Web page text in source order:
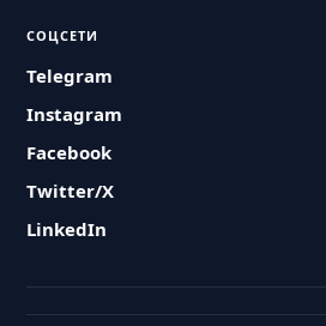
СОЦСЕТИ
Telegram
Instagram
Facebook
Twitter/X
LinkedIn